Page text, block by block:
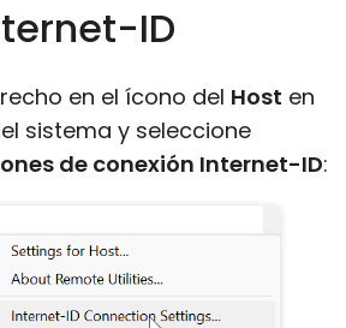
ID
en el ícono del Host en
sistema y seleccione
de conexión Internet-ID: